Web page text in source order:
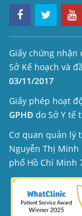
Giấy chứng nhận
Sở Kế hoạch và
03/11/2017
Giấy phép hoạt
GPHĐ do Sở Y tế
Cơ quan quản lý
Nguyễn Thị Minh
phố Hồ Chí Minh